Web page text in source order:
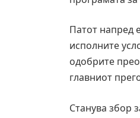
Патот напред
исполните
одобрите
главниот
Станува збор